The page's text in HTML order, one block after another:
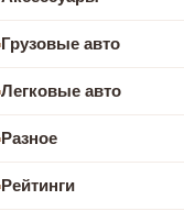
Грузовые авто
Легковые авто
Разное
Рейтинги